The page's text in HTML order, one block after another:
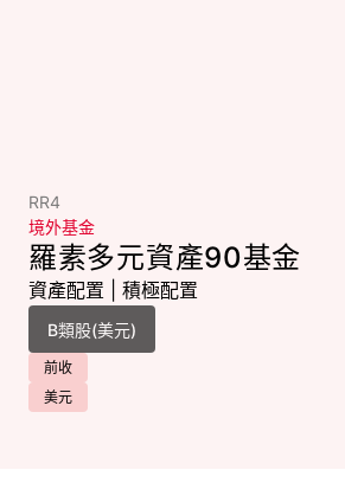
RR4
境外基金
羅素多元資產90基金
資產配置 積極配置
前收
美元